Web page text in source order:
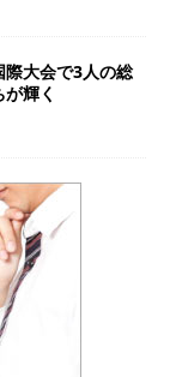
大会で3人の総
輝く